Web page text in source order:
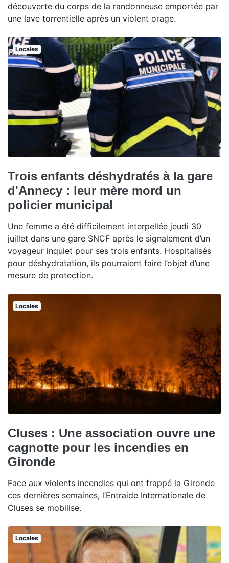
découverte du corps de la randonneuse emportée par
une lave torrentielle après un violent orage.
Locales
Trois enfants déshydratés à la gare
d'Annecy : leur mère mord un
policier municipal
Une femme a été difficilement interpellée jeudi 30
juillet dans une gare SNCF après le signalement d’un
voyageur inquiet pour ses trois enfants. Hospitalisés
pour déshydratation, ils pourraient faire l’objet d’une
mesure de protection.
Locales
Cluses : Une association ouvre une
cagnotte pour les incendies en
Gironde
Face aux violents incendies qui ont frappé la Gironde
ces dernières semaines, l’Entraide Internationale de
Cluses se mobilise.
Locales